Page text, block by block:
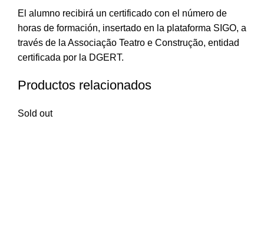
El alumno recibirá un certificado con el número de
horas de formación, insertado en la plataforma SIGO, a
través de la Associação Teatro e Construção, entidad
certificada por la DGERT.
Productos relacionados
Sold out